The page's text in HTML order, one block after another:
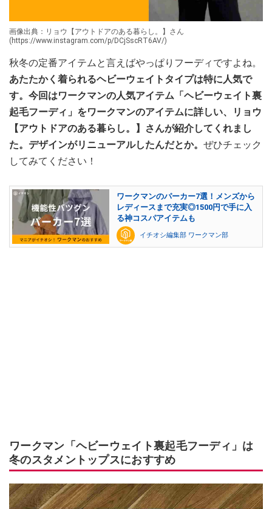
画像出典：リョウ【アウトドアのある暮らし。】さん
(https://www.instagram.com/p/DCjSscRT6AV/)
秋冬の定番アイテムと言えばやっぱりフーディですよね。
あたたかく着られるヘビーウェイトタイプは特に人気で
す。今回はワークマンの人気アイテム「ヘビーウェイト裏
起毛フーディ」をワークマンのアイテムに詳しい、リョウ
【アウトドアのある暮らし。】さんが紹介してくれまし
た。デザインがリニューアルしたんだとか。 ぜひチェック
してみてください！
ワークマンのパーカー7選！メンズから
レディースまで充実◎1500円で手に入
る神コスパアイテムも
イチオシ編集部 ワークマン部
ワークマン「ヘビーウェイト裏起毛フーディ」は
冬のスタメントップスにおすすめ